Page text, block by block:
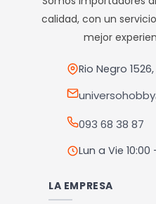
calidad, con un
mejor
Rio Negro
093 68 38 87
Lun a Vie 10:00
LA EMPRESA